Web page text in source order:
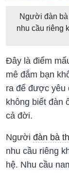
Người đàn
nhu cầu riêng
Đây là điểm
mê đắm bạn
ra để được yêu
không biết đàn
cả đời.
Người đàn bà
nhu cầu riêng
hệ. Nhu cầu